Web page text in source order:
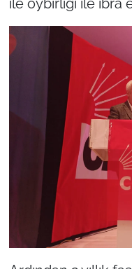
ile oybirliği ile ibra